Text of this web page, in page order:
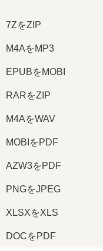
7ZをZIP
M4AをMP3
EPUBをMOBI
RARをZIP
M4AをWAV
MOBIをPDF
AZW3をPDF
PNGをJPEG
XLSXをXLS
DOCをPDF